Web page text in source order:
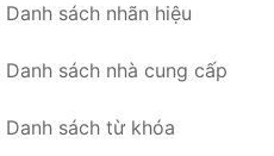
Danh sách nhãn hiệu
Danh sách nhà cung cấp
Danh sách từ khóa